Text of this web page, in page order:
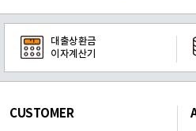
대출상환금
이자계산기
CUSTOMER